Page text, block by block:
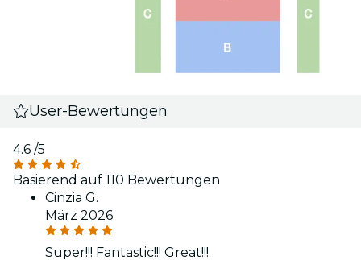
User-Bewertungen
4.6 /5
Basierend auf 110 Bewertungen
Cinzia G.
März 2026
Super!!! Fantastic!!! Great!!!